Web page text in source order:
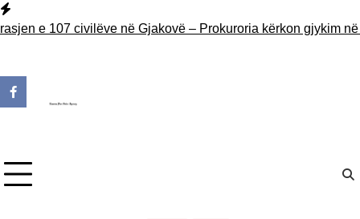
Skip
toe 107 civilëve në Gjakovë – Prokuroria kërkon gjykim në